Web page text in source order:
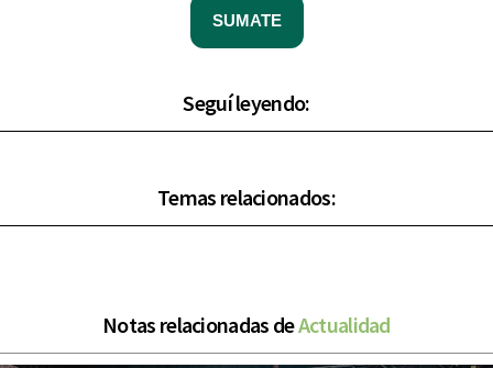
SUMATE
Seguí leyendo:
Temas relacionados:
Notas relacionadas deActualidad